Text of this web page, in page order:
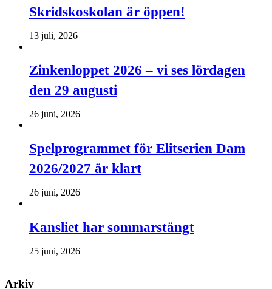
Skridskoskolan är öppen!
13 juli, 2026
Zinkenloppet 2026 – vi ses lördagen
den 29 augusti
26 juni, 2026
Spelprogrammet för Elitserien Dam
2026/2027 är klart
26 juni, 2026
Kansliet har sommarstängt
25 juni, 2026
Arkiv